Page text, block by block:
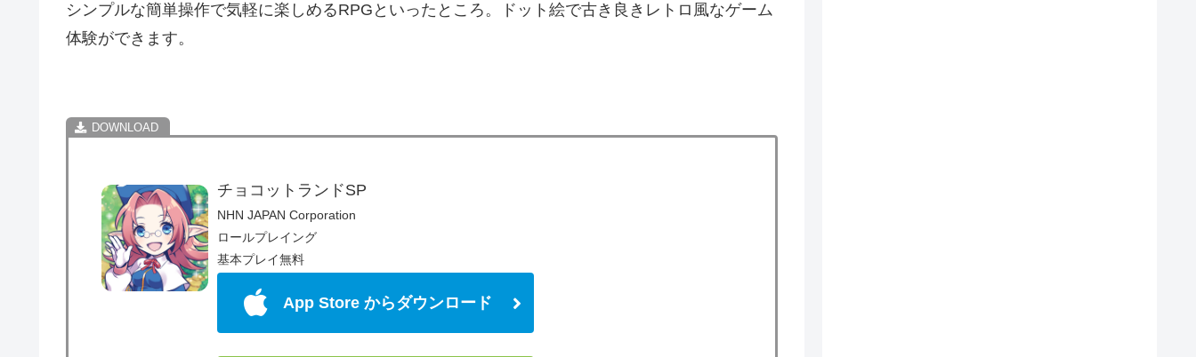
シンプルな簡単操作で気軽に楽しめるRPGといったところ。ドット絵で古き良きレトロ風なゲーム
体験ができます。
チョコットランドSP
NHN JAPAN Corporation
ロールプレイング
基本プレイ無料
App Store からダウンロード